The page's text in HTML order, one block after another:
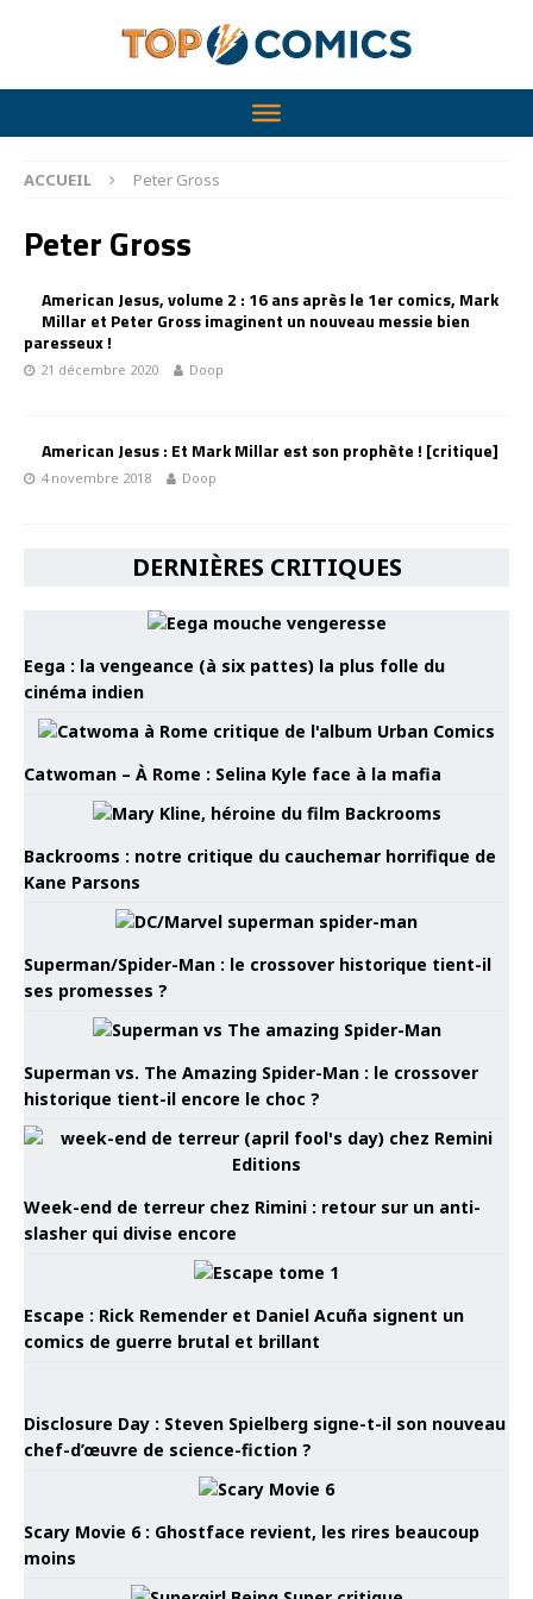
ACCUEIL Peter Gross
Peter Gross
American Jesus, volume 2 : 16 ans après le 1er comics, Mark
Millar et Peter Gross imaginent un nouveau messie bien
paresseux !
21 décembre 2020 Doop
American Jesus : Et Mark Millar est son prophète ! [critique]
4 novembre 2018 Doop
DERNIÈRES CRITIQUES
Eega : la vengeance (à six pattes) la plus folle du
cinéma indien
Catwoman – À Rome : Selina Kyle face à la mafia
Backrooms : notre critique du cauchemar horrifique de
Kane Parsons
Superman/Spider-Man : le crossover historique tient-il
ses promesses ?
Superman vs. The Amazing Spider-Man : le crossover
historique tient-il encore le choc ?
Week-end de terreur chez Rimini : retour sur un anti-
slasher qui divise encore
Escape : Rick Remender et Daniel Acuña signent un
comics de guerre brutal et brillant
Disclosure Day : Steven Spielberg signe-t-il son nouveau
chef-d’œuvre de science-fiction ?
Scary Movie 6 : Ghostface revient, les rires beaucoup
moins